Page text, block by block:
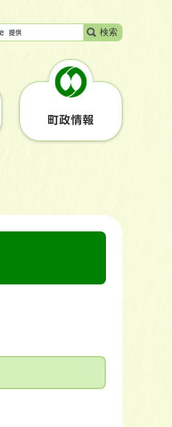
検索
町政情報